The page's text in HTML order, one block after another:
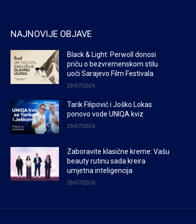
NAJNOVIJE OBJAVE
Black & Light: Perwoll donosi
priču o bezvremenskom stilu
uoči Sarajevo Film Festivala
29/07/2026
Tarik Filipović i Joško Lokas
ponovo vode UNIQA kviz
29/07/2026
Zaboravite klasične kreme: Vašu
beauty rutinu sada kreira
umjetna inteligencija
29/07/2026